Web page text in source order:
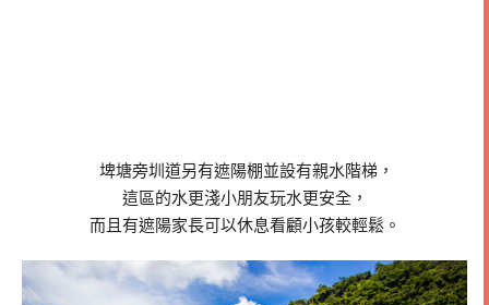
埤塘旁圳道另有遮陽棚並設有親水階梯，
這區的水更淺小朋友玩水更安全，
而且有遮陽家長可以休息看顧小孩較輕鬆。